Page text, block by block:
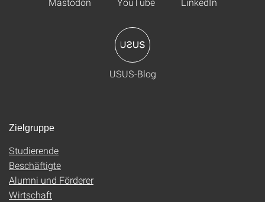
USUS-Blog
Zielgruppe
Studierende
Beschäftigte
Alumni und Förderer
Wirtschaft